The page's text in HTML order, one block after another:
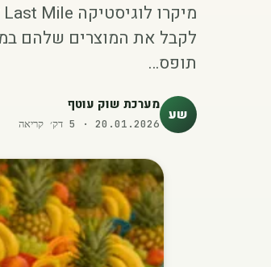
תופס…
שע מערכת שוק עוטף
20.01.2026
·
5 דק׳ קריאה